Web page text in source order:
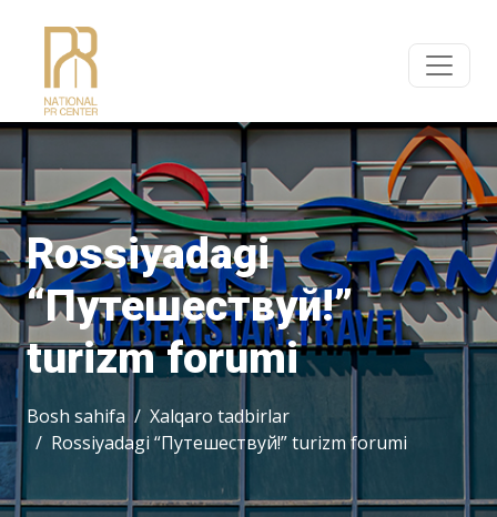
Rossiyadagi
“Путешествуй!”
turizm forumi
Bosh sahifa
Xalqaro tadbirlar
Rossiyadagi “Путешествуй!” turizm forumi